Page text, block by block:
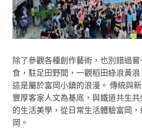
除了參觀各種創作藝術，也別錯過
食，駐足田野間，一觀稻田綠浪黃浪
這是屬於富岡小鎮的浪漫。 傳統與
豐厚客家人文為基底，與鐵道共生
的生活美學，從日常生活體驗富岡
岡。